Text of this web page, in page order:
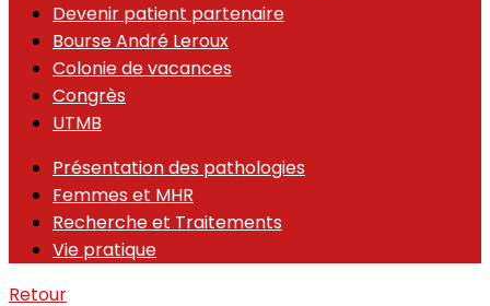
Devenir patient partenaire
Bourse André Leroux
Colonie de vacances
Congrès
UTMB
Présentation des pathologies
Femmes et MHR
Recherche et Traitements
Vie pratique
Retour